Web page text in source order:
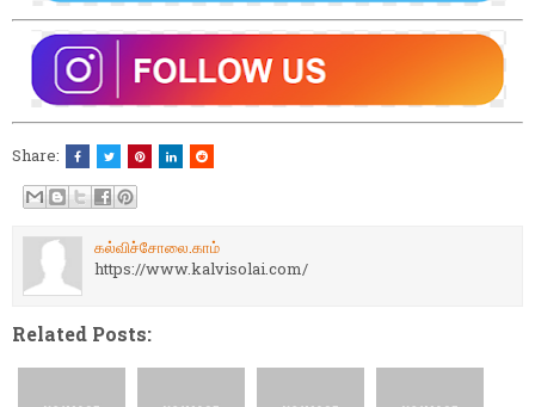
Share:
கல்விச்சோலை.காம்
https://www.kalvisolai.com/
Related Posts: